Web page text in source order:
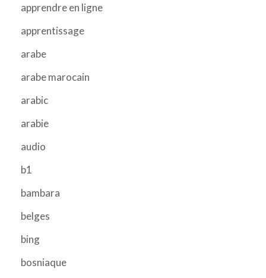
apprendre en ligne
apprentissage
arabe
arabe marocain
arabic
arabie
audio
b1
bambara
belges
bing
bosniaque